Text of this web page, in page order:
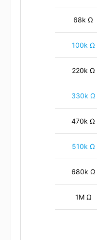
68k Ω
100k Ω
220k Ω
330k Ω
470k Ω
510k Ω
680k Ω
1M Ω